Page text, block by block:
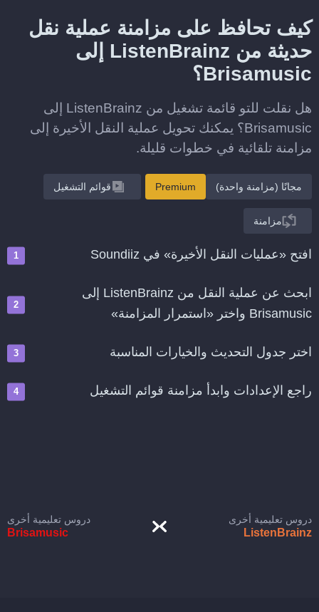
كيف تحافظ على مزامنة عملية نقل
حديثة من ListenBrainz إلى
Brisamusic؟
هل نقلت للتو قائمة تشغيل من ListenBrainz إلى
Brisamusic؟ يمكنك تحويل عملية النقل الأخيرة إلى
مزامنة تلقائية في خطوات قليلة.
مجانًا (مزامنة واحدة) Premium قوائم التشغيل
مزامنة
افتح «عمليات النقل الأخيرة» في Soundiiz
ابحث عن عملية النقل من ListenBrainz إلى
Brisamusic واختر «استمرار المزامنة»
اختر جدول التحديث والخيارات المناسبة
راجع الإعدادات وابدأ مزامنة قوائم التشغيل
دروس تعليمية أخرى
ListenBrainz
دروس تعليمية أخرى
Brisamusic